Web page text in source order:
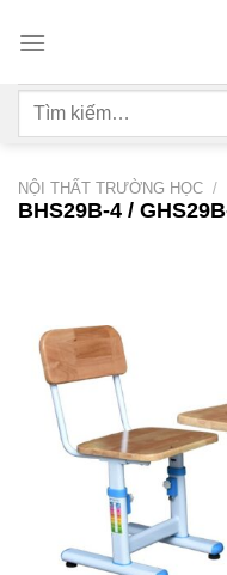
qua
dung
Tìm
NỘI THẤT TRƯỜNG HỌC /
BHS29B-4 /